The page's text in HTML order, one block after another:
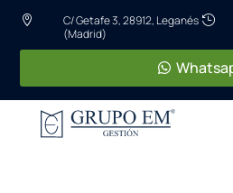

C/ Getafe 3, 28912, Leganés
(Madrid)
